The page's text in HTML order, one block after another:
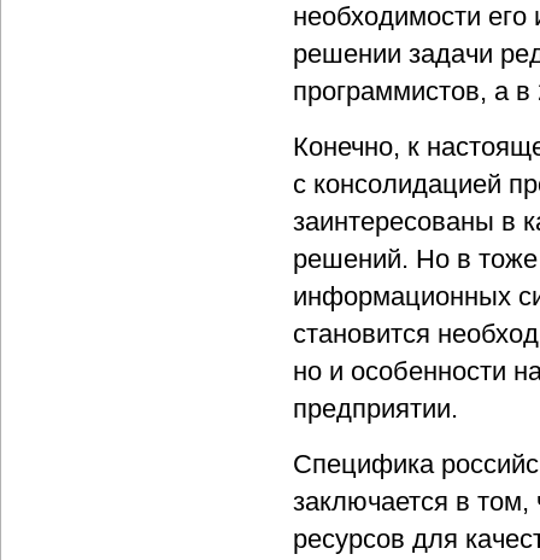
необходимости его
решении задачи
программистов, а
Конечно, к
с консолидацией
заинтересованы в
решений. Но в
информационных
становится
но и особенности
предприятии.
Специфика
заключается в том,
ресурсов для